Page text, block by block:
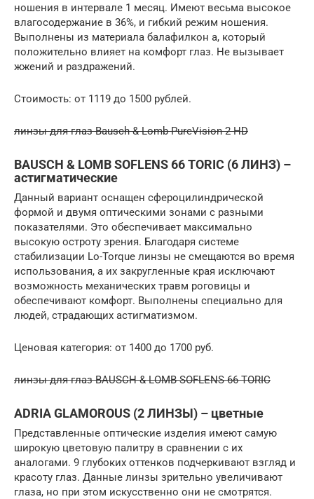
ношения в интервале 1 месяц. Имеют весьма высокое
влагосодержание в 36%, и гибкий режим ношения.
Выполнены из материала балафилкон а, который
положительно влияет на комфорт глаз. Не вызывает
жжений и раздражений.
Стоимость: от 1119 до 1500 рублей.
линзы для глаз Bausch & Lomb PureVision 2 HD
BAUSCH & LOMB SOFLENS 66 TORIC (6 ЛИНЗ) –
астигматические
Данный вариант оснащен сфероцилиндрической
формой и двумя оптическими зонами с разными
показателями. Это обеспечивает максимально
высокую остроту зрения. Благодаря системе
стабилизации Lo-Torque линзы не смещаются во время
использования, а их закругленные края исключают
возможность механических травм роговицы и
обеспечивают комфорт. Выполнены специально для
людей, страдающих астигматизмом.
Ценовая категория: от 1400 до 1700 руб.
линзы для глаз BAUSCH & LOMB SOFLENS 66 TORIC
ADRIA GLAMOROUS (2 ЛИНЗЫ) – цветные
Представленные оптические изделия имеют самую
широкую цветовую палитру в сравнении с их
аналогами. 9 глубоких оттенков подчеркивают взгляд и
красоту глаз. Данные линзы зрительно увеличивают
глаза, но при этом искусственно они не смотрятся.